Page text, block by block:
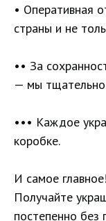
• Оперативная
страны и не
•• За
— мы тщательно
••• Каждое
коробке.
И самое главное!
Получайте
постепенно без